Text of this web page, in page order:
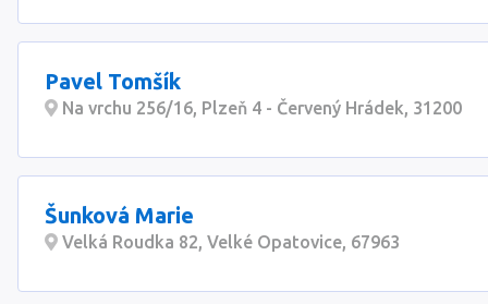
Pavel Tomšík
Na vrchu 256/16, Plzeň 4 - Červený Hrádek, 31200
Šunková Marie
Velká Roudka 82, Velké Opatovice, 67963